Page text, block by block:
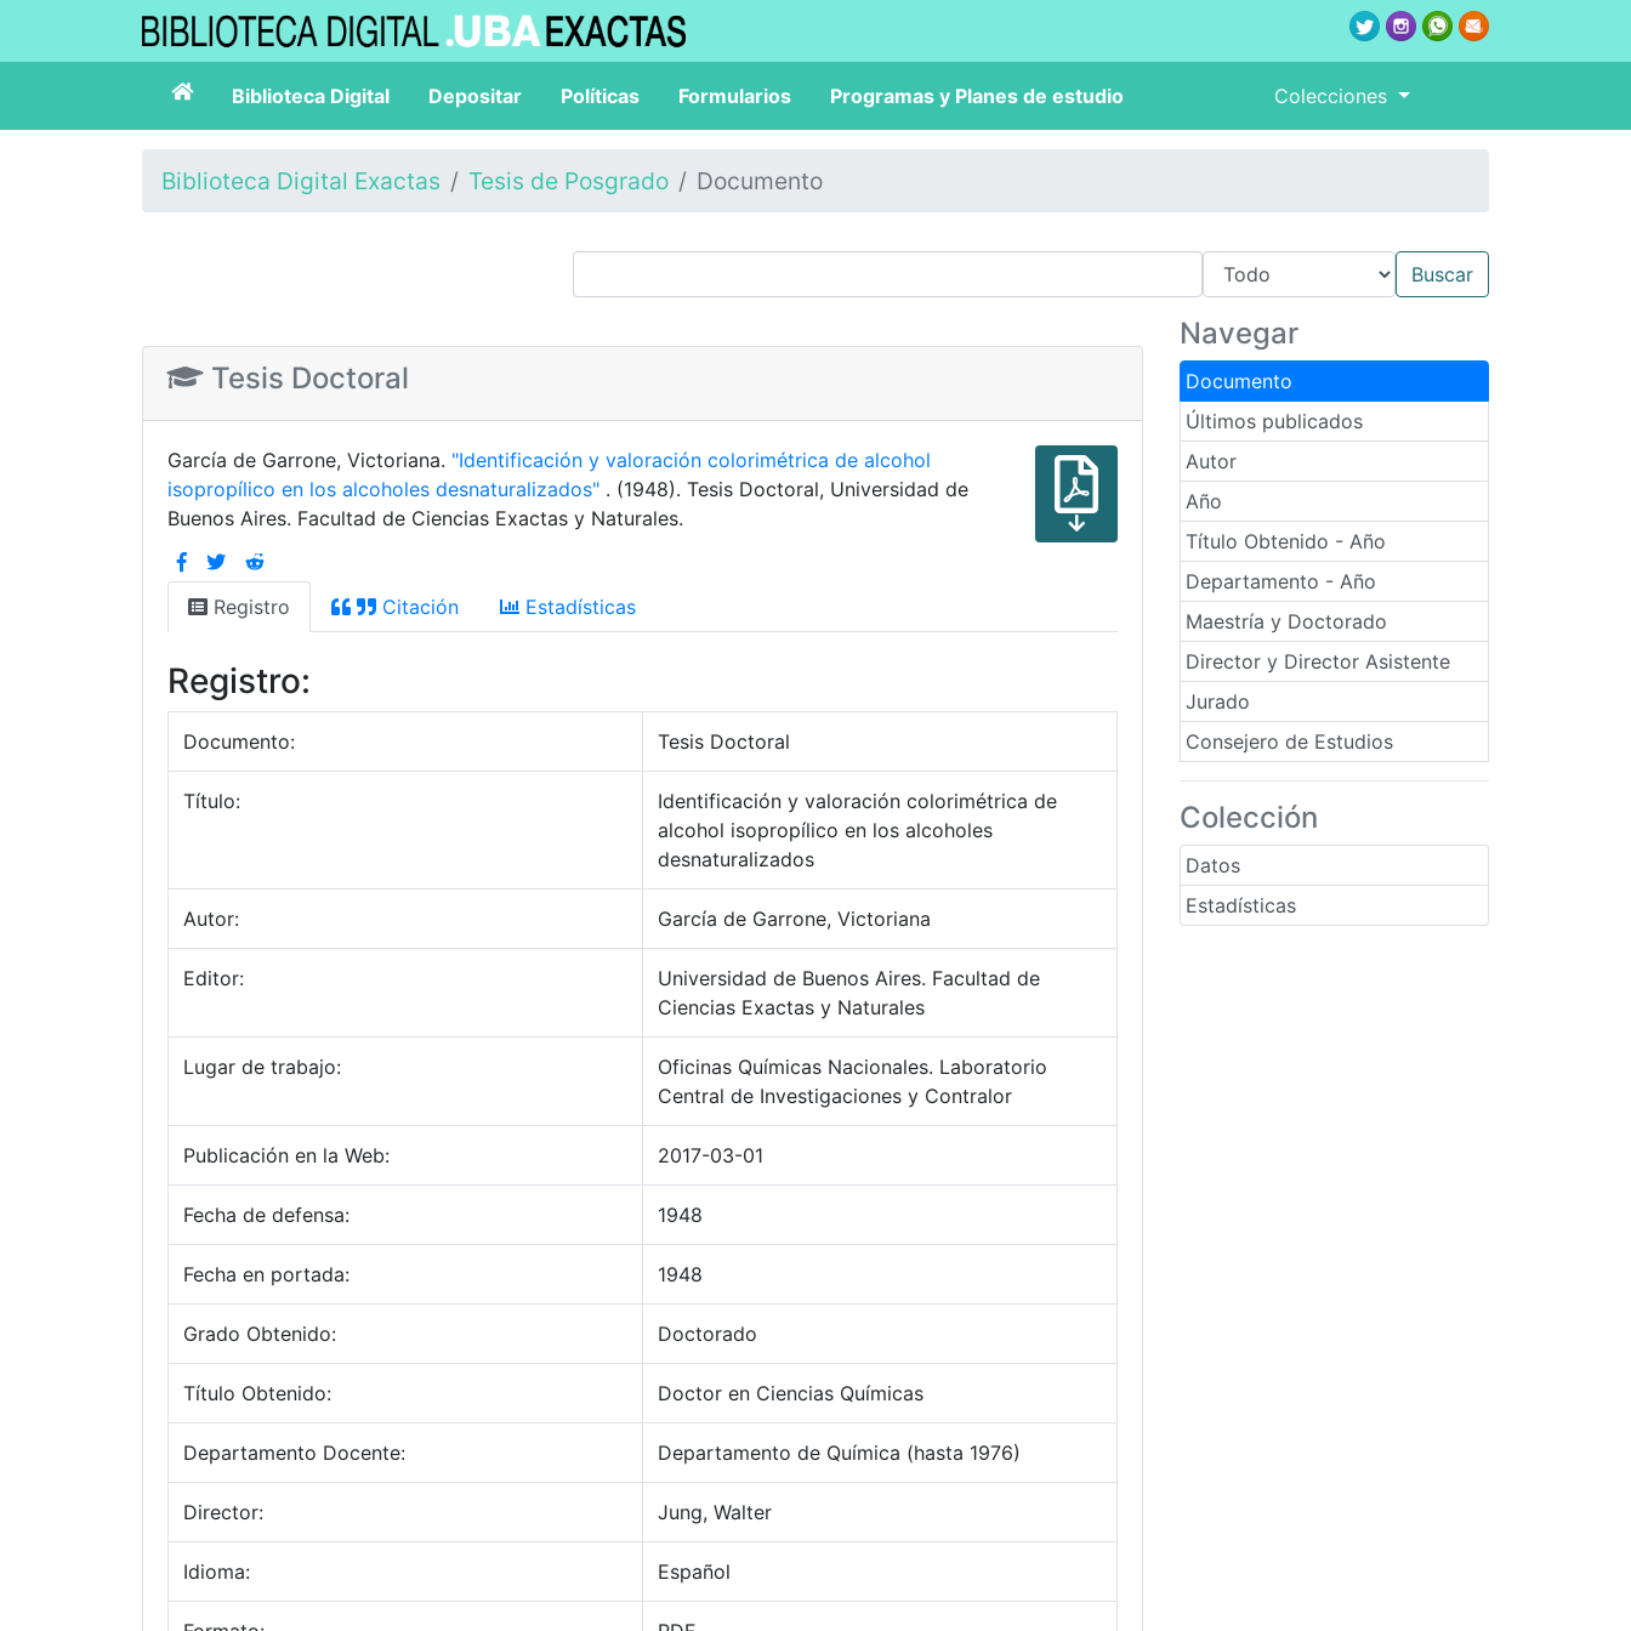
Biblioteca Digital Depositar Políticas Formularios Programas y Planes de estudio Colecciones
Biblioteca Digital Exactas Tesis de Posgrado Documento
Navegar
Documento
Últimos publicados
Autor
Año
Título Obtenido - Año
Departamento - Año
Maestría y Doctorado
Director y Director Asistente
Jurado
Consejero de Estudios
Colección
Datos
Estadísticas
Tesis Doctoral
García de Garrone, Victoriana. "Identificación y valoración colorimétrica de alcohol
isopropílico en los alcoholes desnaturalizados" . (1948). Tesis Doctoral, Universidad de
Buenos Aires. Facultad de Ciencias Exactas y Naturales.
Registro Citación Estadísticas
Registro:
Documento: Tesis Doctoral
Título:
Identificación y valoración colorimétrica de
alcohol isopropílico en los alcoholes
desnaturalizados
Autor: García de Garrone, Victoriana
Editor:
Universidad de Buenos Aires. Facultad de
Ciencias Exactas y Naturales
Lugar de trabajo:
Oficinas Químicas Nacionales. Laboratorio
Central de Investigaciones y Contralor
Publicación en la Web: 2017-03-01
Fecha de defensa: 1948
Fecha en portada: 1948
Grado Obtenido: Doctorado
Título Obtenido: Doctor en Ciencias Químicas
Departamento Docente: Departamento de Química (hasta 1976)
Director: Jung, Walter
Idioma: Español